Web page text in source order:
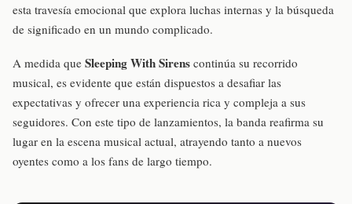
esta travesía emocional que explora luchas internas y la búsqueda
de significado en un mundo complicado.
A medida que Sleeping With Sirens continúa su recorrido
musical, es evidente que están dispuestos a desafiar las
expectativas y ofrecer una experiencia rica y compleja a sus
seguidores. Con este tipo de lanzamientos, la banda reafirma su
lugar en la escena musical actual, atrayendo tanto a nuevos
oyentes como a los fans de largo tiempo.